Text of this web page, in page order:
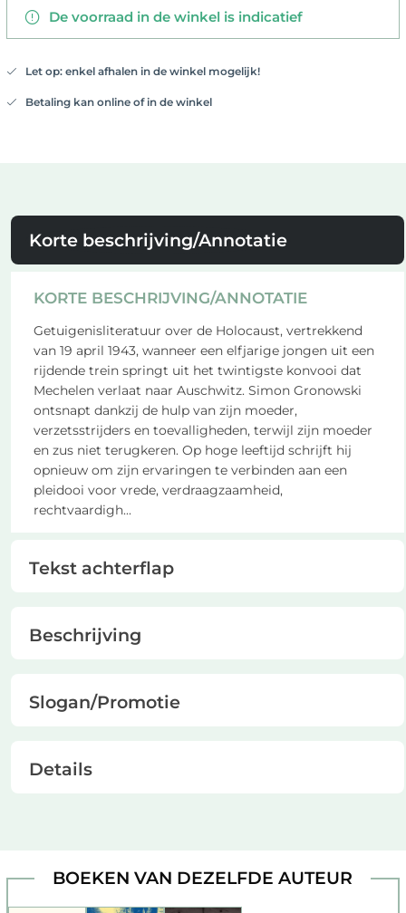
De voorraad in de winkel is indicatief
Let op: enkel afhalen in de winkel mogelijk!
Betaling kan online of in de winkel
Korte beschrijving/Annotatie
KORTE BESCHRIJVING/ANNOTATIE
Getuigenisliteratuur over de Holocaust, vertrekkend
van 19 april 1943, wanneer een elfjarige jongen uit een
rijdende trein springt uit het twintigste konvooi dat
Mechelen verlaat naar Auschwitz. Simon Gronowski
ontsnapt dankzij de hulp van zijn moeder,
verzetsstrijders en toevalligheden, terwijl zijn moeder
en zus niet terugkeren. Op hoge leeftijd schrijft hij
opnieuw om zijn ervaringen te verbinden aan een
pleidooi voor vrede, verdraagzaamheid,
rechtvaardigh...
Tekst achterflap
Beschrijving
Slogan/Promotie
Details
BOEKEN VAN DEZELFDE AUTEUR